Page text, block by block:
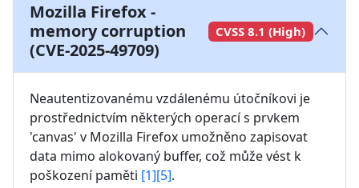
Mozilla Firefox -
memory corruption
(CVE-2025-49709)
CVSS 8.1 (High)
Neautentizovanému vzdálenému útočníkovi je
prostřednictvím některých operací s prvkem
'canvas' v Mozilla Firefox umožněno zapisovat
data mimo alokovaný buffer, což může vést k
poškození paměti [1][5].